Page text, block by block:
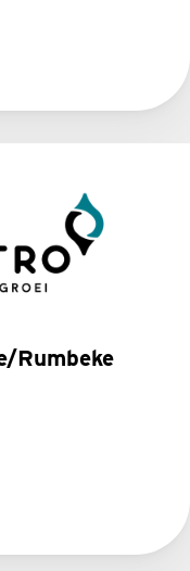
Rumbeke